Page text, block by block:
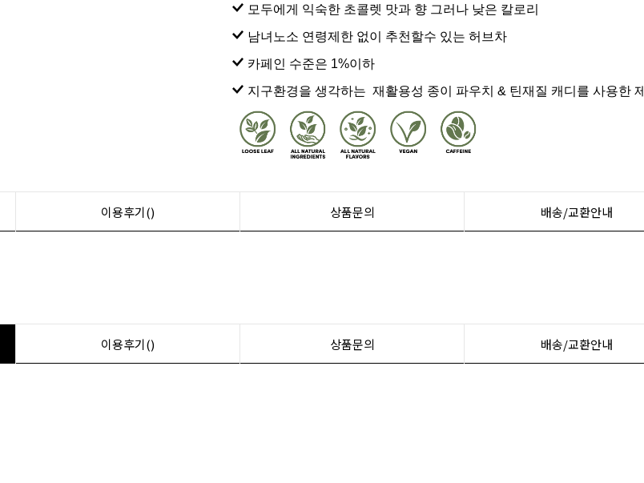
모두에게 익숙한 초콜렛 맛과 향 그러나 낮은 칼로리
남녀노소 연령제한 없이 추천할수 있는 허브차
카페인 수준은 1%이하
지구환경을 생각하는 재활용성 종이 파우치 & 틴재질 캐디를 사용한
이용후기() 상품문의 배송/교환안내
이용후기() 상품문의 배송/교환안내